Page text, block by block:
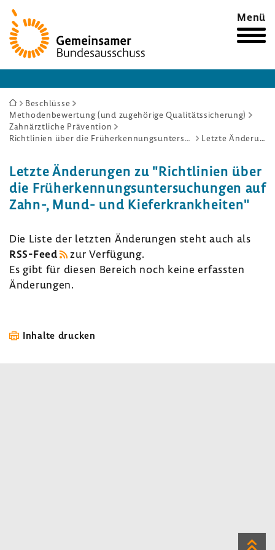
Zur
Startseite
Menü
Sie
sind
hier:
Beschlüsse
Methodenbewertung (und zugehörige Qualitätssicherung)
Zahnärztliche Prävention
Richtlinien über die Früherkennungsuntersuchungen auf Zahn-, Mund- und Kieferkrankheiten
Letzte Änderungen
Letzte Ände­rungen zu "Richt­li­nien über
die Früh­erken­nungs­un­ter­su­chungen auf
Zahn-, Mund- und Kiefer­krank­heiten"
Die Liste der letzten Ände­rungen steht auch als
RSS-​Feed
zur Verfü­gung.
Es gibt für diesen Bereich noch keine erfassten
Ände­rungen.
Inhalte drucken
Zum